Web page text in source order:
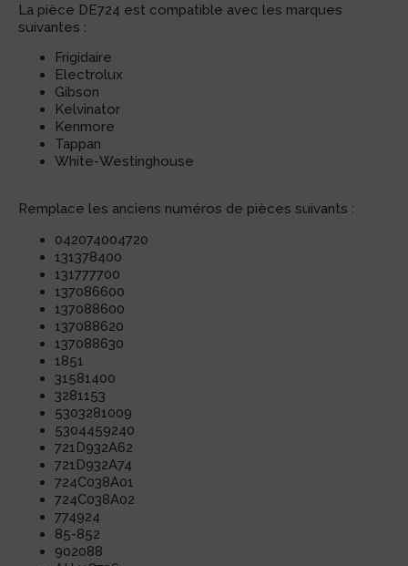
La pièce DE724 est compatible avec les marques
suivantes :
Frigidaire
Electrolux
Gibson
Kelvinator
Kenmore
Tappan
White-Westinghouse
Remplace les anciens numéros de pièces suivants :
042074004720
131378400
131777700
137086600
137088600
137088620
137088630
1851
31581400
3281153
5303281009
5304459240
721D932A62
721D932A74
724C038A01
724C038A02
774924
85-852
902088